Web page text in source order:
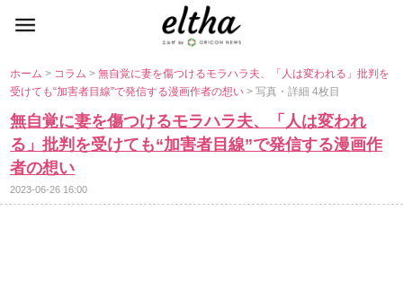
ホーム> コラム>無自覚に妻を傷つけるモラハラ夫、「人は変われる」批判を
受けても“加害者目線”で発信する漫画作者の想い> 写真・詳細 4枚目
無自覚に妻を傷つけるモラハラ夫、「人は変われ
る」批判を受けても“加害者目線”で発信する漫画作
者の想い
2023-06-26 16:00